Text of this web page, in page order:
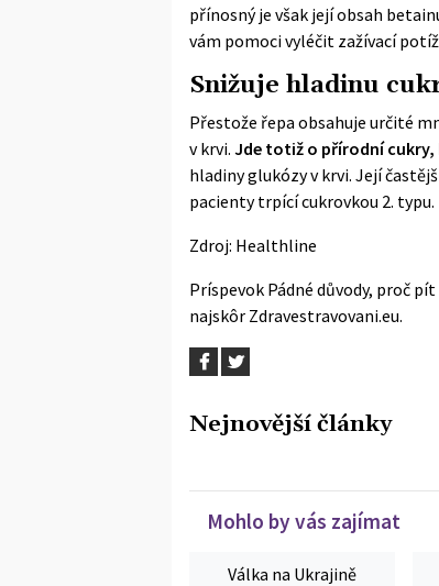
přínosný je však její obsah
vám pomoci vyléčit zažívací
Snižuje hladinu
Přestože řepa obsahuje určité
v krvi. Jde totiž o přírodní cukry,
hladiny glukózy v krvi. Její
pacienty trpící cukrovkou 2. typu.
Zdroj: Healthline
Príspevok Pádné důvody, proč
najskôr Zdravestravovani.eu.
Nejnovější články
Mohlo by vás zajímat
Válka na Ukrajině